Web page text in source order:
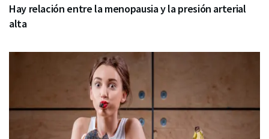
Hay relación entre la menopausia y la presión arterial
alta